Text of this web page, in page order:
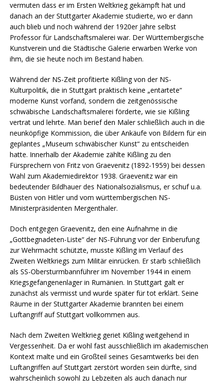
vermuten dass er im Ersten Weltkrieg gekämpft hat und
danach an der Stuttgarter Akademie studierte, wo er dann
auch blieb und noch während der 1920er Jahre selbst
Professor für Landschaftsmalerei war. Der Württembergische
Kunstverein und die Städtische Galerie erwarben Werke von
ihm, die sie heute noch im Bestand haben.
Während der NS-Zeit profitierte Kißling von der NS-
Kulturpolitik, die in Stuttgart praktisch keine „entartete“
moderne Kunst vorfand, sondern die zeitgenössische
schwäbische Landschaftsmalerei förderte, wie sie Kißling
vertrat und lehrte. Man berief den Maler schließlich auch in die
neunköpfige Kommission, die über Ankäufe von Bildern für ein
geplantes „Museum schwäbischer Kunst“ zu entscheiden
hatte. Innerhalb der Akademie zählte Kißling zu den
Fürsprechern von Fritz von Graevenitz (1892-1959) bei dessen
Wahl zum Akademiedirektor 1938. Graevenitz war ein
bedeutender Bildhauer des Nationalsozialismus, er schuf u.a.
Büsten von Hitler und vom württembergischen NS-
Ministerpräsidenten Mergenthaler.
Doch entgegen Graevenitz, den eine Aufnahme in die
„Gottbegnadeten-Liste“ der NS-Führung vor der Einberufung
zur Wehrmacht schützte, musste Kißling im Verlauf des
Zweiten Weltkriegs zum Militär einrücken. Er starb schließlich
als SS-Obersturmbannführer im November 1944 in einem
Kriegsgefangenenlager in Rumänien. In Stuttgart galt er
zunächst als vermisst und wurde später für tot erklärt. Seine
Räume in der Stuttgarter Akademie brannten bei einem
Luftangriff auf Stuttgart vollkommen aus.
Nach dem Zweiten Weltkrieg geriet Kißling weitgehend in
Vergessenheit. Da er wohl fast ausschließlich im akademischen
Kontext malte und ein Großteil seines Gesamtwerks bei den
Luftangriffen auf Stuttgart zerstört worden sein dürfte, sind
wahrscheinlich sowohl zu Lebzeiten als auch danach nur